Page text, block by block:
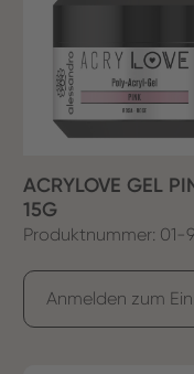
ACRYLOVE GEL
15G
Produktnummer: 01-